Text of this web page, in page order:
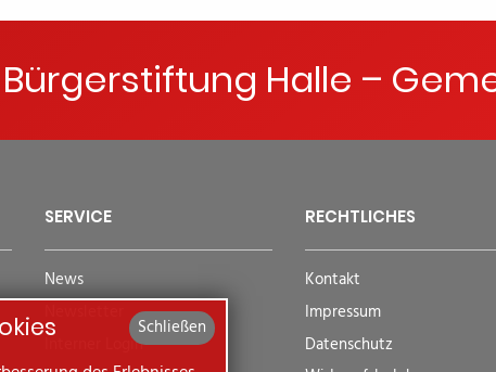
Bürgerstiftung Halle –
SERVICE
News
Interner Login
RECHTLICHES
Kontakt
Impressum
Datenschutz
Schließen